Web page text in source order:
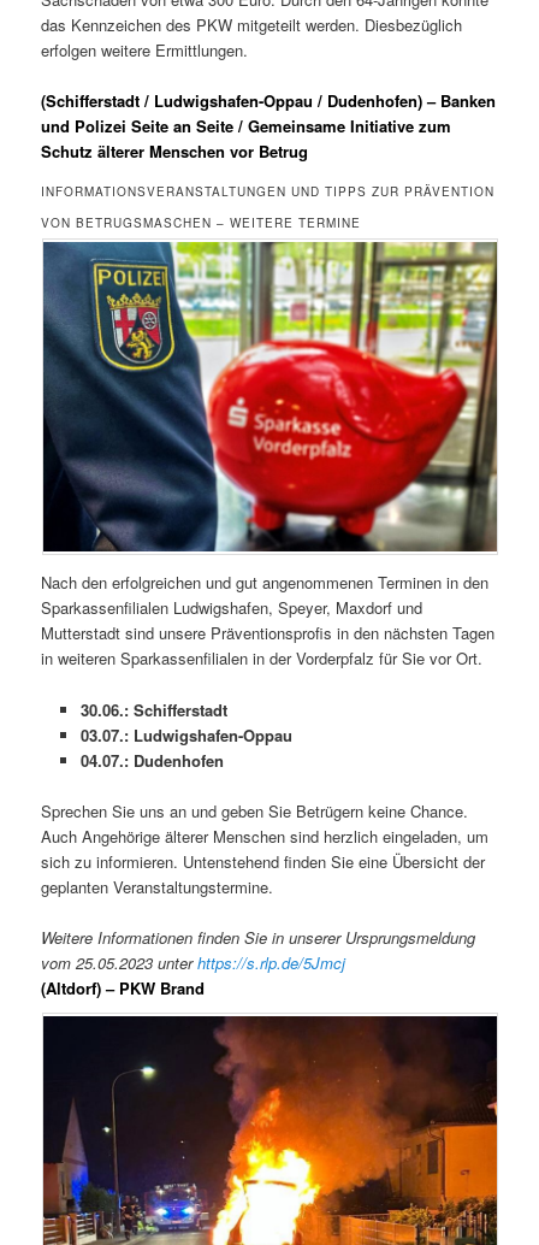
das Kennzeichen des PKW mitgeteilt werden. Diesbezüglich
erfolgen weitere Ermittlungen.
(Schifferstadt / Ludwigshafen-Oppau / Dudenhofen) – Banken
und Polizei Seite an Seite / Gemeinsame Initiative zum
Schutz älterer Menschen vor Betrug
INFORMATIONSVERANSTALTUNGEN UND TIPPS ZUR PRÄVENTION
VON BETRUGSMASCHEN – WEITERE TERMINE
Nach den erfolgreichen und gut angenommenen Terminen in den
Sparkassenfilialen Ludwigshafen, Speyer, Maxdorf und
Mutterstadt sind unsere Präventionsprofis in den nächsten Tagen
in weiteren Sparkassenfilialen in der Vorderpfalz für Sie vor Ort.
30.06.: Schifferstadt
03.07.: Ludwigshafen-Oppau
04.07.: Dudenhofen
Sprechen Sie uns an und geben Sie Betrügern keine Chance.
Auch Angehörige älterer Menschen sind herzlich eingeladen, um
sich zu informieren. Untenstehend finden Sie eine Übersicht der
geplanten Veranstaltungstermine.
Weitere Informationen finden Sie in unserer Ursprungsmeldung
vom 25.05.2023 unterhttps://s.rlp.de/5Jmcj
(Altdorf) – PKW Brand